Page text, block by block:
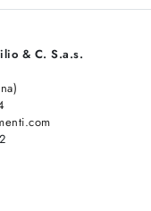
& C. S.a.s.